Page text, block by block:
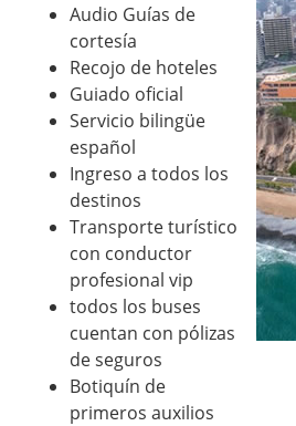
Audio Guías de
cortesía
Recojo de hoteles
Guiado oficial
Servicio bilingüe
español
Ingreso a todos los
destinos
Transporte turístico
con conductor
profesional vip
todos los buses
cuentan con pólizas
de seguros
Botiquín de
primeros auxilios